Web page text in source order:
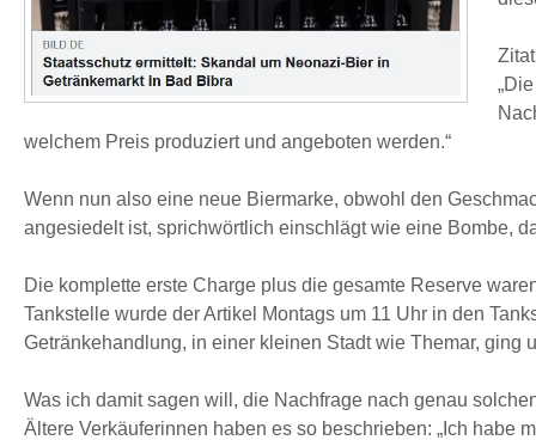
welchem Preis produziert und angeboten werden.“
Wenn nun also eine neue Biermarke, obwohl den
angesiedelt ist, sprichwörtlich einschlägt wie eine Bombe,
Die komplette erste Charge plus die gesamte Reserve
Tankstelle wurde der Artikel Montags um 11 Uhr in den
Getränkehandlung, in einer kleinen Stadt wie Themar,
Was ich damit sagen will, die Nachfrage nach genau
Ältere Verkäuferinnen haben es so beschrieben: „Ich habe